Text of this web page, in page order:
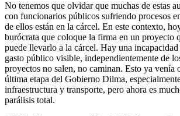
No tenemos que olvidar que muchas de estas
con funcionarios públicos sufriendo procesos
de ellos están en la cárcel. En este contexto,
burócrata que coloque la firma en un proyecto
puede llevarlo a la cárcel. Hay una
gasto público visible, independientemente de
proyectos no salen, no caminan. Esto ya venía
última etapa del Gobierno Dilma,
infraestructura y transporte, pero ahora es
parálisis total.